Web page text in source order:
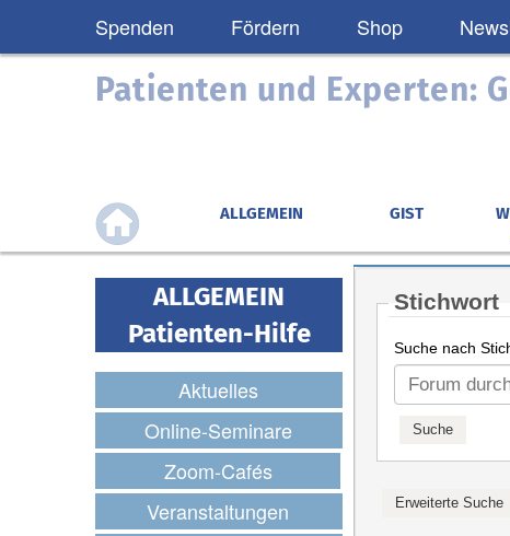
Spenden Fördern Shop
Patienten und Experten:
ALLGEMEIN GIST
ALLGEMEIN
Patienten-Hilfe
Aktuelles
Online-Seminare
Zoom-Cafés
Veranstaltungen
Stichwort
Suche nach